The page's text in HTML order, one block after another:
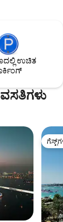
ದುಬೈಗೆ ಸುಸ್ವಾಗತ
2
ಉಚಿತ